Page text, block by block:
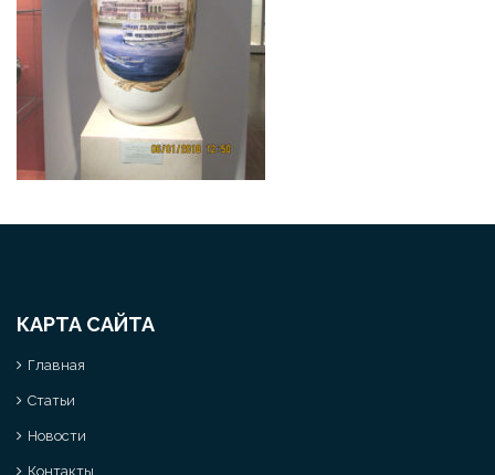
КАРТА САЙТА
Главная
Статьи
Новости
Контакты